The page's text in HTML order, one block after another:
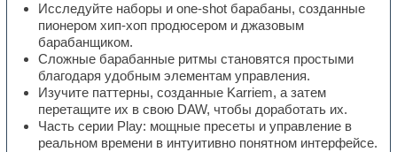
Исследуйте наборы и one-shot барабаны, созданные
пионером хип-хоп продюсером и джазовым
барабанщиком.
Сложные барабанные ритмы становятся простыми
благодаря удобным элементам управления.
Изучите паттерны, созданные Karriem, а затем
перетащите их в свою DAW, чтобы доработать их.
Часть серии Play: мощные пресеты и управление в
реальном времени в интуитивно понятном интерфейсе.